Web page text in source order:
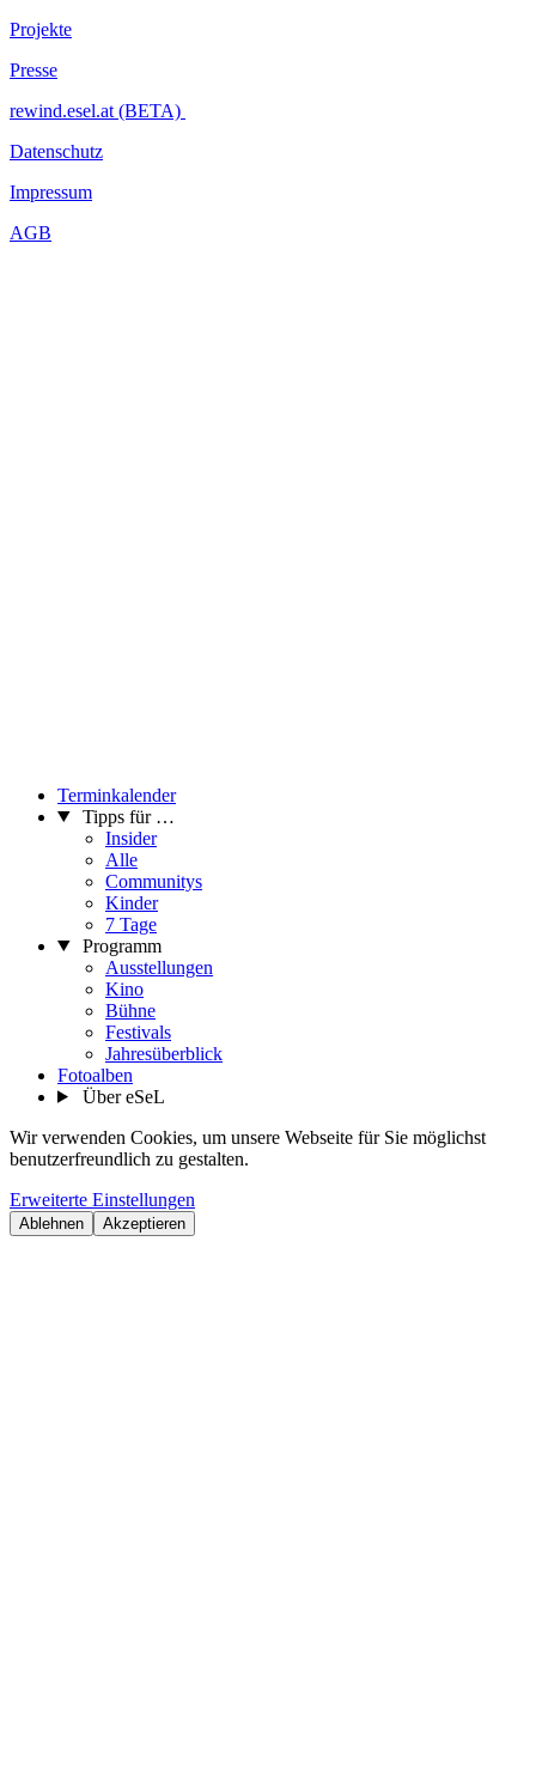
Projekte
Presse
rewind.esel.at (BETA)
Datenschutz
Impressum
AGB
Terminkalender
Tipps für …
Insider
Alle
Communitys
Kinder
7 Tage
Programm
Ausstellungen
Kino
Bühne
Festivals
Jahresüberblick
Fotoalben
Über eSeL
Wir verwenden Cookies, um unsere Webseite für Sie möglichst
benutzerfreundlich zu gestalten.
Erweiterte Einstellungen
Ablehnen Akzeptieren